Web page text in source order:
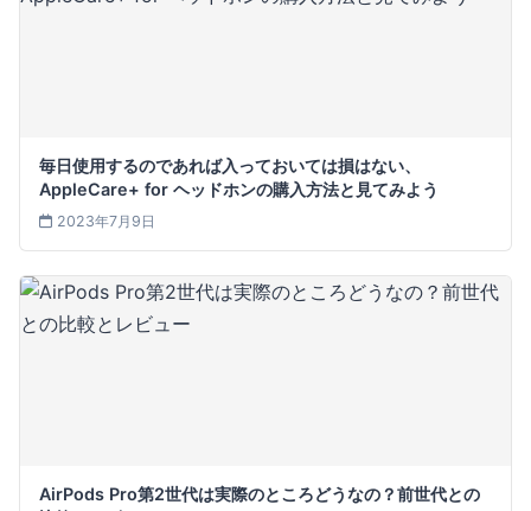
毎日使用するのであれば入っておいては損はない、
AppleCare+ for ヘッドホンの購入方法と見てみよう
2023年7月9日
AirPods Pro第2世代は実際のところどうなの？前世代との